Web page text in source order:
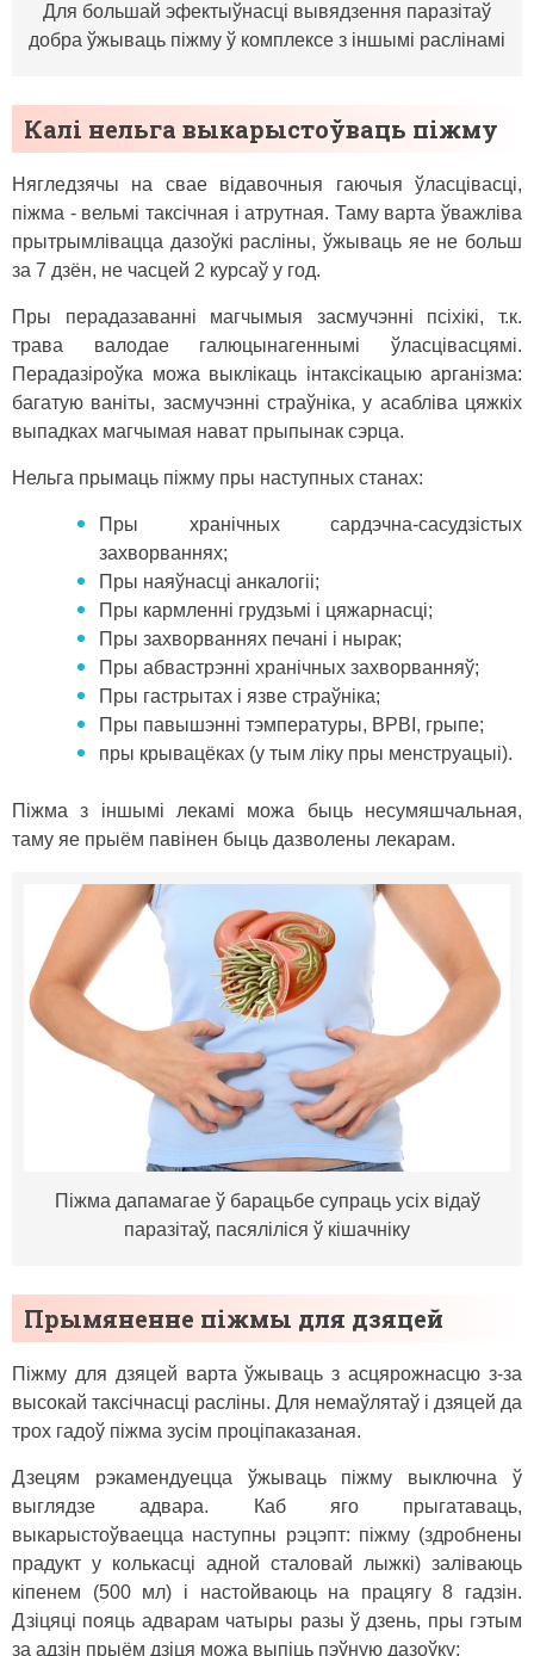
Для большай эфектыўнасці вывядзення паразітаў
добра ўжываць піжму ў комплексе з іншымі раслінамі
Калі нельга выкарыстоўваць піжму
Нягледзячы на ​​свае відавочныя гаючыя ўласцівасці,
піжма - вельмі таксічная і атрутная. Таму варта ўважліва
прытрымлівацца дазоўкі расліны, ўжываць яе не больш
за 7 дзён, не часцей 2 курсаў у год.
Пры перадазаванні магчымыя засмучэнні псіхікі, т.к.
трава валодае галюцынагеннымі ўласцівасцямі.
Перадазіроўка можа выклікаць інтаксікацыю арганізма:
багатую ваніты, засмучэнні страўніка, у асабліва цяжкіх
выпадках магчымая нават прыпынак сэрца.
Нельга прымаць піжму пры наступных станах:
Пры хранічных сардэчна-сасудзістых
захворваннях;
Пры наяўнасці анкалогіі;
Пры кармленні грудзьмі і цяжарнасці;
Пры захворваннях печані і нырак;
Пры абвастрэнні хранічных захворванняў;
Пры гастрытах і язве страўніка;
Пры павышэнні тэмпературы, ВРВІ, грыпе;
пры крывацёках (у тым ліку пры менструацыі).
Піжма з іншымі лекамі можа быць несумяшчальная,
таму яе прыём павінен быць дазволены лекарам.
Піжма дапамагае ў барацьбе супраць усіх відаў
паразітаў, пасяліліся ў кішачніку
Прымяненне піжмы для дзяцей
Піжму для дзяцей варта ўжываць з асцярожнасцю з-за
высокай таксічнасці расліны. Для немаўлятаў і дзяцей да
трох гадоў піжма зусім проціпаказаная.
Дзецям рэкамендуецца ўжываць піжму выключна ў
выглядзе адвара. Каб яго прыгатаваць,
выкарыстоўваецца наступны рэцэпт: піжму (здробнены
прадукт у колькасці адной сталовай лыжкі) заліваюць
кіпенем (500 мл) і настойваюць на працягу 8 гадзін.
Дзіцяці пояць адварам чатыры разы ў дзень, пры гэтым
за адзін прыём дзіця можа выпіць пэўную дазоўку: